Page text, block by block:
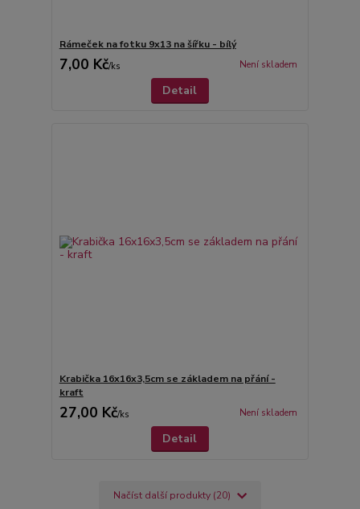
Rámeček na fotku 9x13 na šířku - bílý
7,00 Kč/ks Není skladem
Detail
Krabička 16x16x3,5cm se základem na přání -
kraft
27,00 Kč/ks Není skladem
Detail
Načíst další produkty (20)